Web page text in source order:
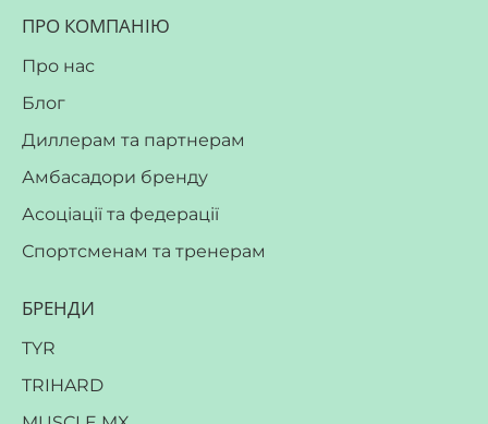
ПРО КОМПАНІЮ
Про нас
Блог
Диллерам та партнерам
Амбасадори бренду
Асоціації та федерації
Спортсменам та тренерам
БРЕНДИ
TYR
TRIHARD